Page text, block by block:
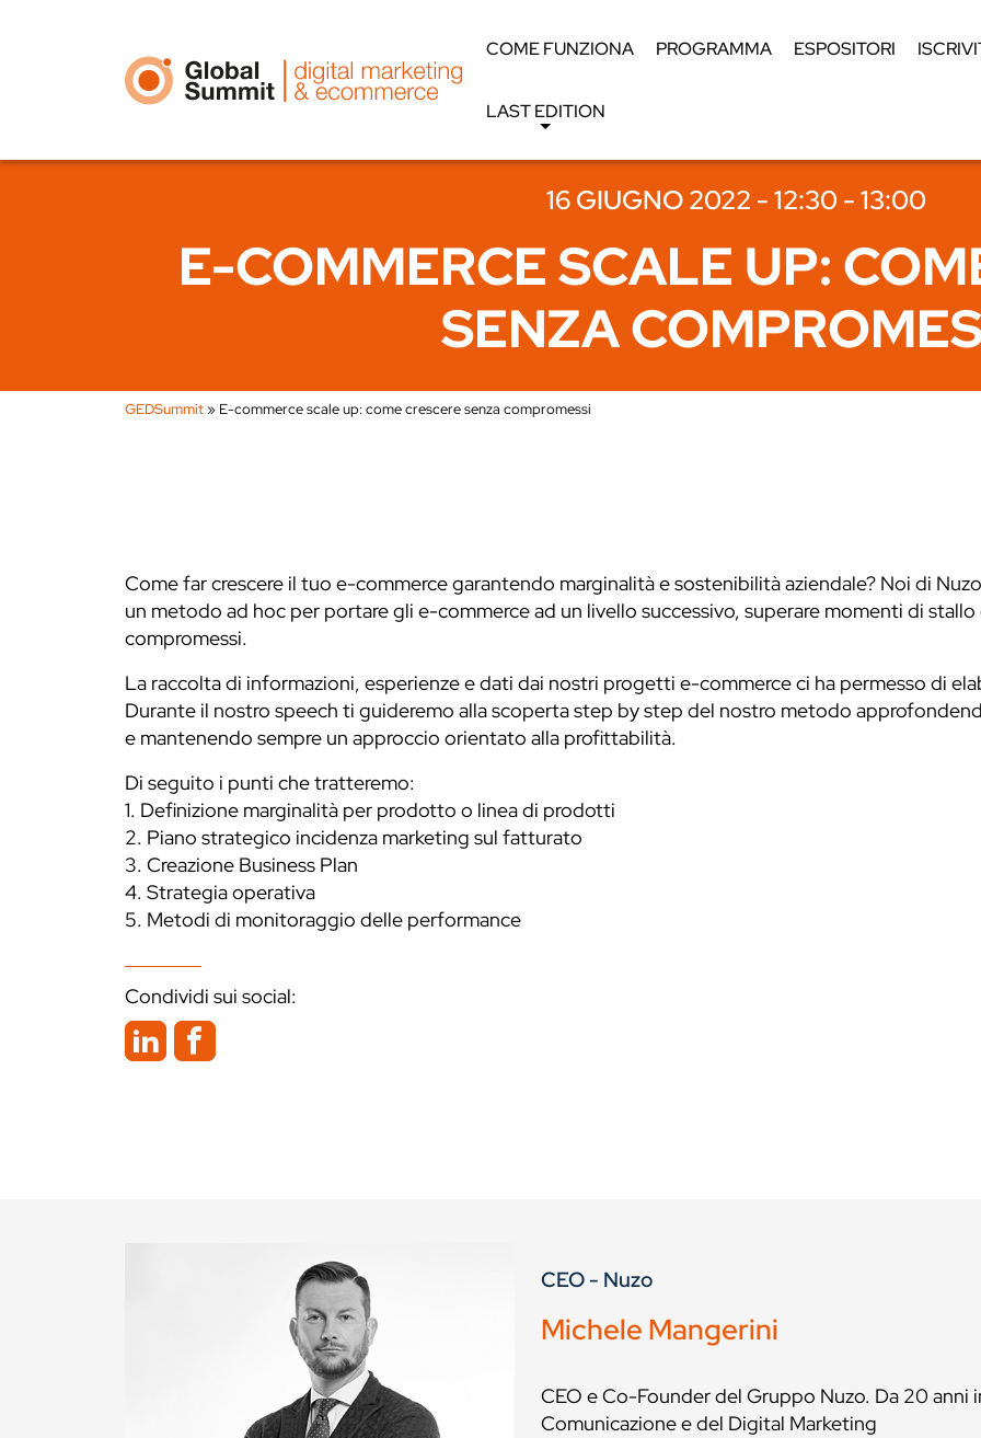
COME FUNZIONA PROGRAMMA ESPOSITORI
LAST EDITION
16 GIUGNO 2022 - 12:30 - 13:00
E-COMMERCE SCALE UP:
SENZA
GEDSummit» E-commerce scale up: come crescere senza compromessi
Come far crescere il tuo e-commerce garantendo marginalità e sostenibilità aziendale? Noi di
un metodo ad hoc per portare gli e-commerce ad un livello successivo, superare momenti di stallo
compromessi.
La raccolta di informazioni, esperienze e dati dai nostri progetti e-commerce ci ha permesso di
Durante il nostro speech ti guideremo alla scoperta step by step del nostro metodo
e mantenendo sempre un approccio orientato alla profittabilità.
Di seguito i punti che tratteremo:
1. Definizione marginalità per prodotto o linea di prodotti
2. Piano strategico incidenza marketing sul fatturato
3. Creazione Business Plan
4. Strategia operativa
5. Metodi di monitoraggio delle performance
Condividi sui social:
CEO - Nuzo
Michele Mangerini
CEO e Co-Founder del Gruppo Nuzo. Da 20
Comunicazione e del Digital Marketing